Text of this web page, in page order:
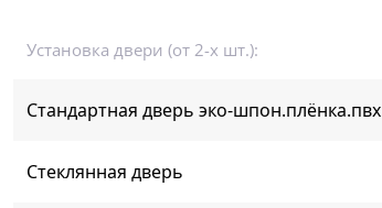
Установка двери (от 2-х шт.):
Стандартная дверь эко-шпон.плёнка.пвх
Стеклянная дверь